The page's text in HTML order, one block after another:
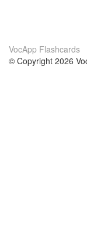
VocApp Flashcards
© Copyright 2026